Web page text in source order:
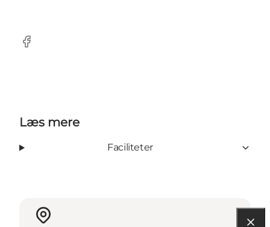
Facebook
Læs mere
Faciliteter